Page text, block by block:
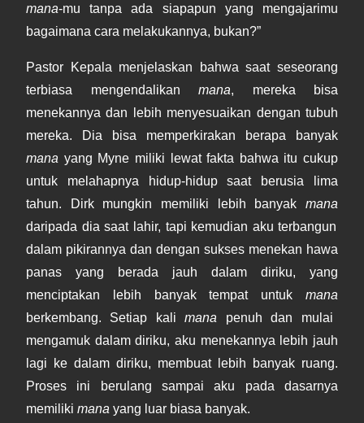
mana-mu tanpa ada siapapun yang mengajarimu
bagaimana cara melakukannya, bukan?”
Pastor Kepala menjelaskan bahwa saat seseorang
terbiasa mengendalikan mana, mereka bisa
menekannya dan lebih menyesuaikan dengan tubuh
mereka. Dia bisa memperkirakan berapa banyak
mana yang Myne miliki lewat fakta bahwa itu cukup
untuk melahapnya hidup-hidup saat berusia lima
tahun. Dirk mungkin memiliki lebih banyak mana
daripada dia saat lahir, tapi kemudian aku terbangun
dalam pikirannya dan dengan sukses menekan hawa
panas yang berada jauh dalam diriku, yang
menciptakan lebih banyak tempat untuk mana
berkembang. Setiap kalimana penuh dan mulai
mengamuk dalam diriku, aku menekannya lebih jauh
lagi ke dalam diriku, membuat lebih banyak ruang.
Proses ini berulang sampai aku pada dasarnya
memiliki mana yang luar biasa banyak.